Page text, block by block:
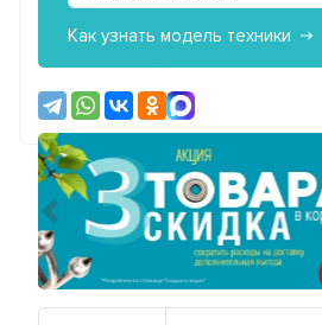
Как узнать модель техники
Предыдущий